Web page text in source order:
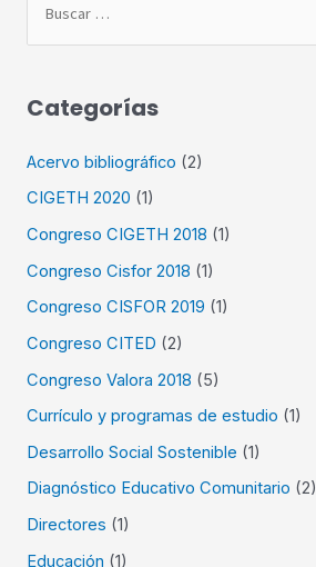
r
:
Categorías
Acervo bibliográfico (2)
CIGETH 2020 (1)
Congreso CIGETH 2018 (1)
Congreso Cisfor 2018 (1)
Congreso CISFOR 2019 (1)
Congreso CITED (2)
Congreso Valora 2018 (5)
Currículo y programas de estudio (1)
Desarrollo Social Sostenible (1)
Diagnóstico Educativo Comunitario (2)
Directores (1)
Educación (1)